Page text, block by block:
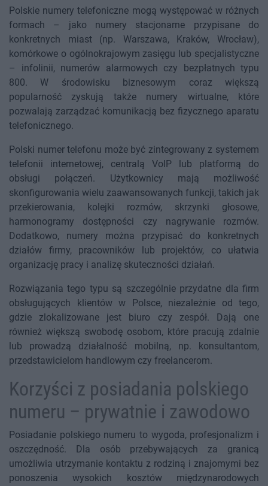
Polskie numery telefoniczne mogą występować w różnych
formach – jako numery stacjonarne przypisane do
konkretnych miast (np. Warszawa, Kraków, Wrocław),
komórkowe o ogólnokrajowym zasięgu lub specjalistyczne
– infolinii, numerów alarmowych czy bezpłatnych typu
800. W środowisku biznesowym coraz większą
popularność zyskują także numery wirtualne, które
pozwalają zarządzać komunikacją bez fizycznego aparatu
telefonicznego.
Polski numer telefonu może być zintegrowany z systemem
telefonii internetowej, centralą VoIP lub platformą do
obsługi połączeń. Użytkownicy mają możliwość
skonfigurowania wielu zaawansowanych funkcji, takich jak
przekierowania, kolejki rozmów, skrzynki głosowe,
harmonogramy dostępności czy nagrywanie rozmów.
Dodatkowo, numery można przypisać do konkretnych
działów firmy, pracowników lub projektów, co ułatwia
organizację pracy i analizę skuteczności działań.
Rozwiązania tego typu są szczególnie przydatne dla firm
obsługujących klientów w Polsce, niezależnie od tego,
gdzie zlokalizowane jest biuro czy zespół. Dają one
również większą swobodę osobom, które pracują zdalnie
lub prowadzą działalność mobilną, np. konsultantom,
przedstawicielom handlowym czy freelancerom.
Korzyści z posiadania polskiego
numeru – prywatnie i zawodowo
Posiadanie polskiego numeru to wygoda, profesjonalizm i
oszczędność. Dla osób przebywających za granicą
umożliwia utrzymanie kontaktu z rodziną i znajomymi bez
ponoszenia wysokich kosztów międzynarodowych